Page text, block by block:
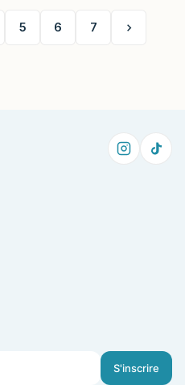
5 6 7
S'inscrire